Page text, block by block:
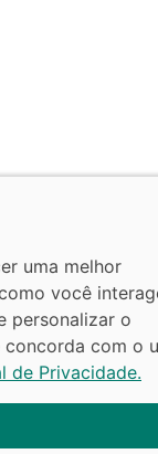
uma melhor
você
personalizar o
com o
de Privacidade.